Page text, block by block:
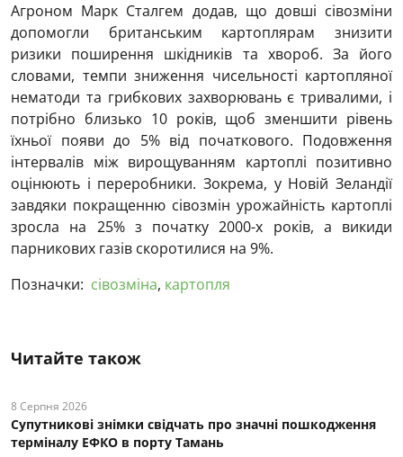
Агроном Марк Сталгем додав, що довші сівозміни
допомогли британським картоплярам знизити
ризики поширення шкідників та хвороб. За його
словами, темпи зниження чисельності картопляної
нематоди та грибкових захворювань є тривалими, і
потрібно близько 10 років, щоб зменшити рівень
їхньої появи до 5% від початкового. Подовження
інтервалів між вирощуванням картоплі позитивно
оцінюють і переробники. Зокрема, у Новій Зеландії
завдяки покращенню сівозмін урожайність картоплі
зросла на 25% з початку 2000-х років, а викиди
парникових газів скоротилися на 9%.
Позначки: сівозміна, картопля
Читайте також
8 Серпня 2026
Супутникові знімки свідчать про значні пошкодження
терміналу ЕФКО в порту Тамань